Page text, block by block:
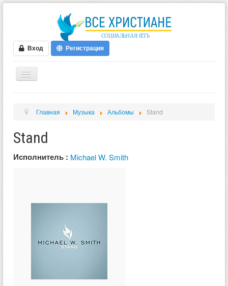
Вход Регистрация
ФОРУМ
ВИДЕО
ОПРОСЫ
Главная Музыка Альбомы Stand
Stand
Исполнитель : Michael W. Smith